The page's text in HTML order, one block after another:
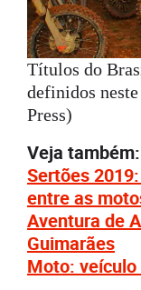
Títulos do
definidos
Press)
Veja também:
Sertões
entre as
Aventura de
Guimarães
Moto: